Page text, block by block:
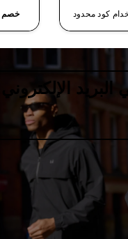
خصم ٢٠٪ على الأكسسوارات - يطبق على السلة
الإلكتروني